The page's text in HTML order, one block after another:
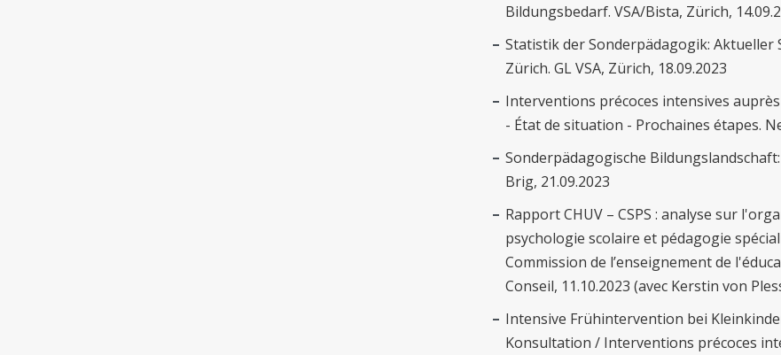
Bildungsbedarf. VSA/Bista, Zürich,
Statistik der Sonderpädagogik:
Zürich. GL VSA, Zürich, 18.09.2023
Interventions précoces intensives
- État de situation - Prochaines étapes.
Sonderpädagogische
Brig, 21.09.2023
Rapport CHUV – CSPS : analyse sur
psychologie scolaire et pédagogie
Commission de l’enseignement de
Conseil, 11.10.2023 (avec Kerstin von
Intensive Frühintervention bei
Konsultation / Interventions précoces